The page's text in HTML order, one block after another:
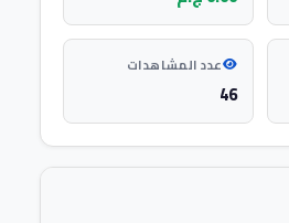
عدد المشاهدات
46